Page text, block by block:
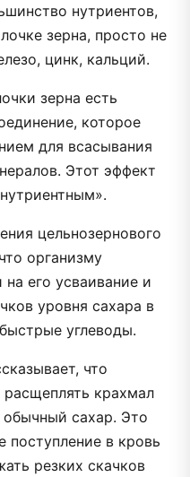
нутриентов,
зерна, просто не
цинк, кальций.
зерна есть
которое
для всасывания
Этот эффект
цельнозернового
организму
его усваивание и
уровня сахара в
углеводы.
что
расщеплять крахмал
сахар. Это
поступление в кровь
резких скачков